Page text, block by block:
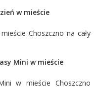
w mieście
Choszczno na cały
Mini w mieście
w mieście Choszczno